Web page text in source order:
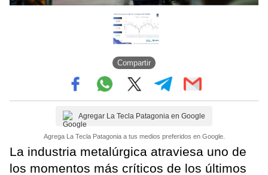
Compartir
Agregar La Tecla Patagonia en Google
Agrega La Tecla Patagonia a tus medios preferidos en Google.
La industria metalúrgica atraviesa uno de
los momentos más críticos de los últimos